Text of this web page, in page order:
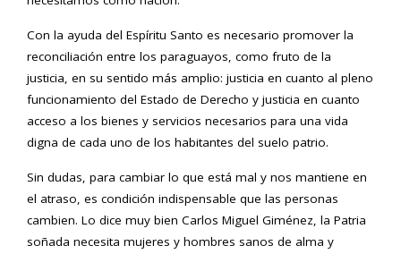
Con la ayuda del Espíritu Santo es necesario promover la
reconciliación entre los paraguayos, como fruto de la
justicia, en su sentido más amplio: justicia en cuanto al pleno
funcionamiento del Estado de Derecho y justicia en cuanto
acceso a los bienes y servicios necesarios para una vida
digna de cada uno de los habitantes del suelo patrio.
Sin dudas, para cambiar lo que está mal y nos mantiene en
el atraso, es condición indispensable que las personas
cambien. Lo dice muy bien Carlos Miguel Giménez, la Patria
soñada necesita mujeres y hombres sanos de alma y